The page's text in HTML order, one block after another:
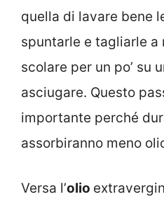
quella di lavare bene
spuntarle e tagliarle a
scolare per un po’ su
asciugare. Questo
importante perché
assorbiranno meno
Versa l’olio